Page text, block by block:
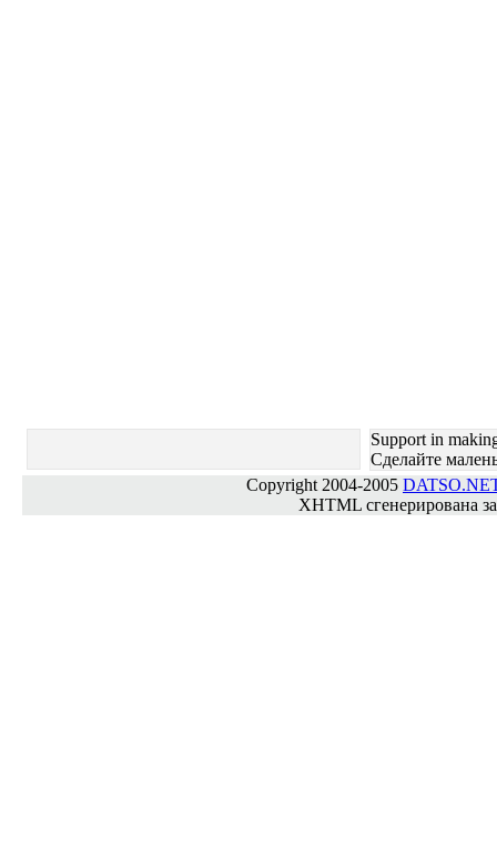
Support in
Cделайте
Copyright 2004-2005
XHTML сгенерирована